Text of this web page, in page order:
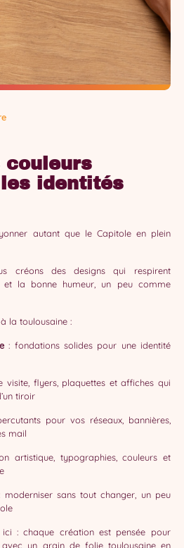
couleurs
identités
autant que le Capitole en plein
créons des designs qui respirent
et la bonne humeur, un peu comme
la toulousaine :
: fondations solides pour une identité
flyers, plaquettes et affiches qui
tiroir
pour vos réseaux, bannières,
mail
artistique, typographies, couleurs et
sans tout changer, un peu
ici : chaque création est pensée pour
avec un grain de folie toulousaine en